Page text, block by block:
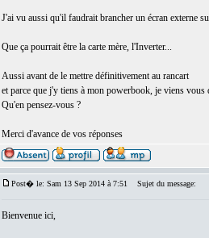
J'ai vu aussi qu'il faudrait brancher un écran externe
Que ça pourrait être la carte mère, l'Inverter...
Aussi avant de le mettre définitivement au rancart
et parce que j'y tiens à mon powerbook, je viens vous
Qu'en pensez-vous ?
Merci d'avance de vos réponses
Post� le: Sam 13 Sep 2014 à 7:51 Sujet du message:
Bienvenue ici,